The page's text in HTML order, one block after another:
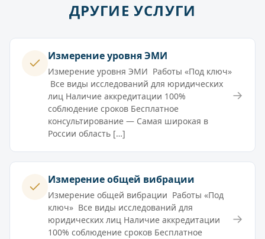
ДРУГИЕ УСЛУГИ
Измерение уровня ЭМИ
Измерение уровня ЭМИ Работы «Под ключ»
Все виды исследований для юридических
лиц Наличие аккредитации 100%
соблюдение сроков Бесплатное
консультирование — Самая широкая в
России область […]
→
Измерение общей вибрации
Измерение общей вибрации Работы «Под
ключ» Все виды исследований для
юридических лиц Наличие аккредитации
100% соблюдение сроков Бесплатное
→